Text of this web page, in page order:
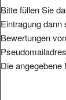
Bitte füllen Sie
Eintragung
Bewertungen
Die